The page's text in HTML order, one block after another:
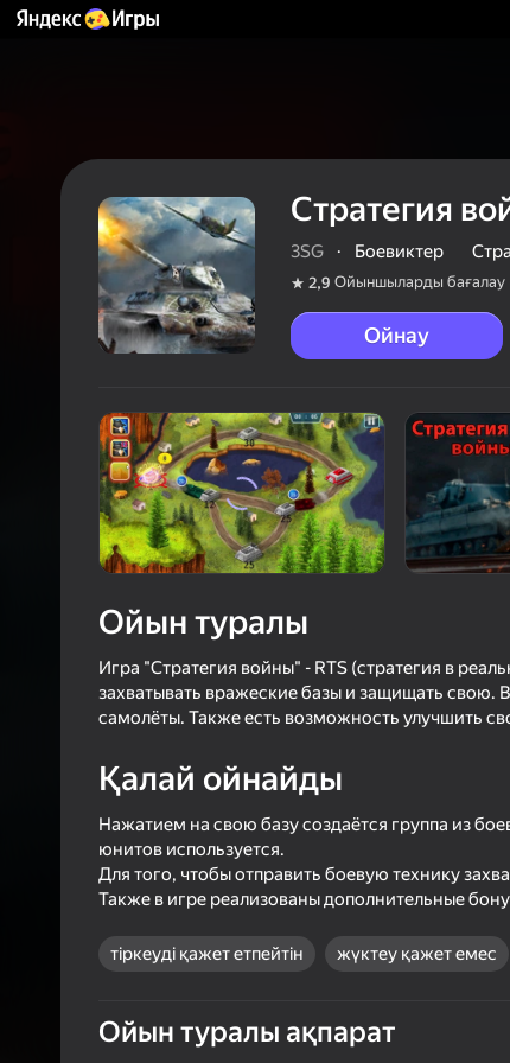
2,9
Стратегия
3SG · Боевиктер
2,9 Ойыншыларды бағалау
Ойнау
Ойын туралы
Игра "Стратегия войны" - RTS (стратегия в
захватывать вражеские базы и защищать свою.
самолёты. Также есть возможность улучшить
Қалай ойнайды
Нажатием на свою базу создаётся группа из
юнитов используется.
Для того, чтобы отправить боевую технику
Также в игре реализованы дополнительные
тіркеуді қажет етпейтін жүктеу қажет емес
Ойын туралы ақпарат